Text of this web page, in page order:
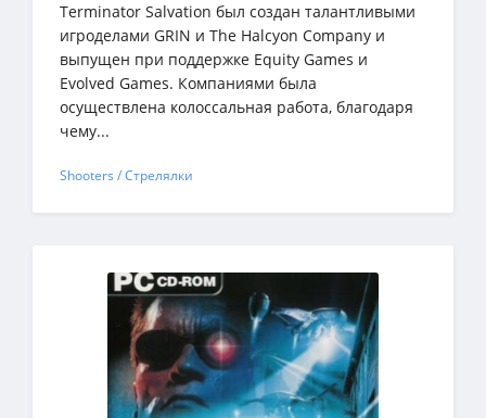
Terminator Salvation был создан талантливыми
игроделами GRIN и The Halcyon Company и
выпущен при поддержке Equity Games и
Evolved Games. Компаниями была
осуществлена колоссальная работа, благодаря
чему...
Shooters / Стрелялки